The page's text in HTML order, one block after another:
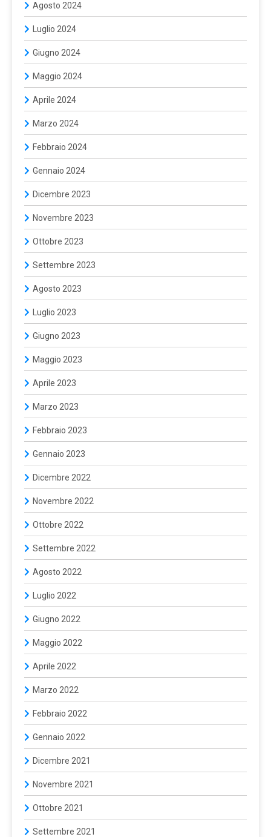
Agosto 2024
Luglio 2024
Giugno 2024
Maggio 2024
Aprile 2024
Marzo 2024
Febbraio 2024
Gennaio 2024
Dicembre 2023
Novembre 2023
Ottobre 2023
Settembre 2023
Agosto 2023
Luglio 2023
Giugno 2023
Maggio 2023
Aprile 2023
Marzo 2023
Febbraio 2023
Gennaio 2023
Dicembre 2022
Novembre 2022
Ottobre 2022
Settembre 2022
Agosto 2022
Luglio 2022
Giugno 2022
Maggio 2022
Aprile 2022
Marzo 2022
Febbraio 2022
Gennaio 2022
Dicembre 2021
Novembre 2021
Ottobre 2021
Settembre 2021